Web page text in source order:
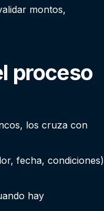
montos,
proceso
los cruza con
fecha, condiciones)
hay